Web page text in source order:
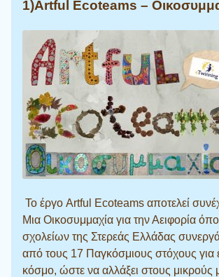
1)Artful Ecoteams –
Το έργο Artful Ecoteams αποτελεί
Μια Οικοσυμμαχία για την Αειφορία
σχολείων της Στερεάς Ελλάδας
από τους 17 Παγκόσμιους στόχους για
κόσμο, ώστε να αλλάξει στους μικρούς